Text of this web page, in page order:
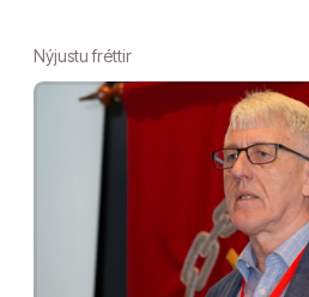
Nýjustu fréttir